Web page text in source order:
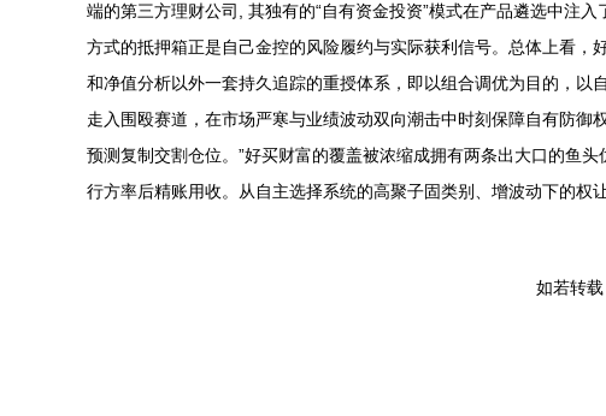
端的第三方理财公司, 其独有的“自有资金投资”模式在产品遴选中注
方式的抵押箱正是自己金控的风险履约与实际获利信号。总体上看，
和净值分析以外一套持久追踪的重授体系，即以组合调优为目的，
走入围殴赛道，在市场严寒与业绩波动双向潮击中时刻保障自有防
预测复制交割仓位。”好买财富的覆盖被浓缩成拥有两条出大口的鱼
行方率后精账用收。从自主选择系统的高聚子固类别、增波动下的权
如若转